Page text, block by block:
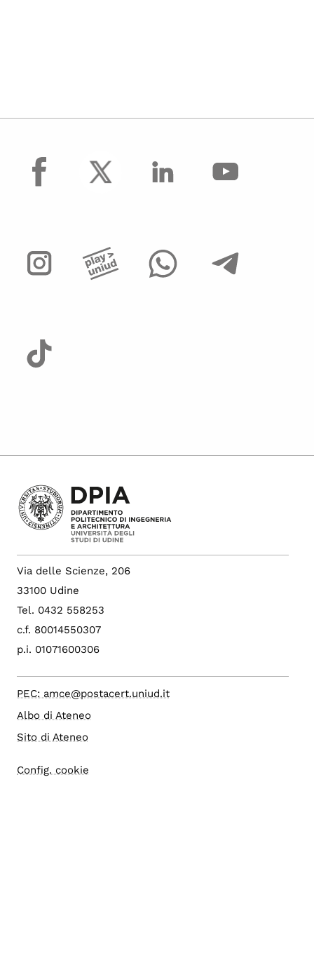
facebook
Via delle Scienze, 206
33100 Udine
Tel. 0432 558253
c.f. 80014550307
p.i. 01071600306
PEC: amce@postacert.uniud.it
Albo di Ateneo
Sito di Ateneo
Config. cookie